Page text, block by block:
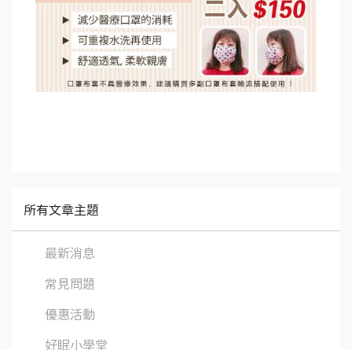
所有文章主題
最新消息
常見問題
優惠活動
好眠小學堂